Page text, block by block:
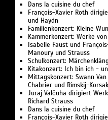
Dans la cuisine du chef
François-Xavier Roth
und Haydn
Familienkonzert: Kleine
Kammerkonzert: Werke
Isabelle Faust und
Manoury und Strauss
Schulkonzert:
Kitakonzert: Ich bin ich -
Mittagskonzert: Swann
Chabrier und Rimskij-
Juraj Valčuha dirigiert
Richard Strauss
Dans la cuisine du chef
François-Xavier Roth